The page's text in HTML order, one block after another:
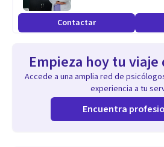
Contactar
Empieza hoy tu
Accede a una amplia red de
experiencia a tu
Encuentra